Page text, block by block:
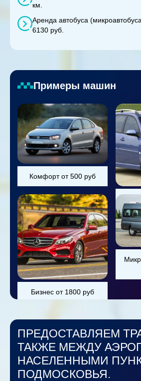
км.
Аренда автобуса
6130 руб.
Примеры машин
Комфорт от 500 руб
Бизнес от 1800 руб
ПРЕДОСТАВЛЯЕМ
ТАКЖЕ МЕЖДУ
НАСЕЛЕННЫМИ
ПОДМОСКОВЬЯ.